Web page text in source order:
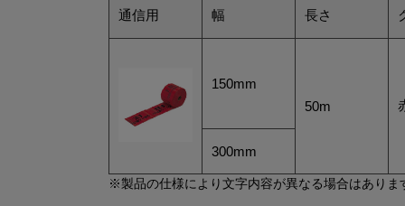
通信用 幅 長さ
150mm
50m
300mm
※製品の仕様により文字内容が異なる場合はありま